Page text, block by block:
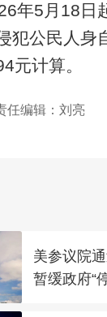
年5月18日
犯公民人身
元计算。
任编辑：刘亮
美参议院
暂缓政府“